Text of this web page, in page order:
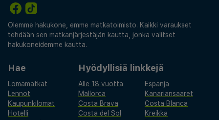
Olemme hakukone, emme matkatoimisto. Kaikki varaukset
tehdään sen matkanjärjestäjän kautta, jonka valitset
hakukoneidemme kautta.
Hae
Lomamatkat
Lennot
Kaupunkilomat
Hotelli
Hyödyllisiä linkkejä
Alle 18 vuotta
Espanja
Mallorca
Kanariansaaret
Costa Brava
Costa Blanca
Costa del Sol
Kreikka